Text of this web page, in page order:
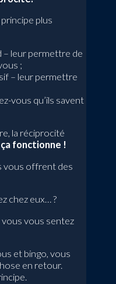
plus
– leur permettre de
;
– leur permettre
vous qu’ils savent
la réciprocité
ça fonctionne !
vous offrent des
chez eux… ?
vous vous sentez
et bingo, vous
en retour.